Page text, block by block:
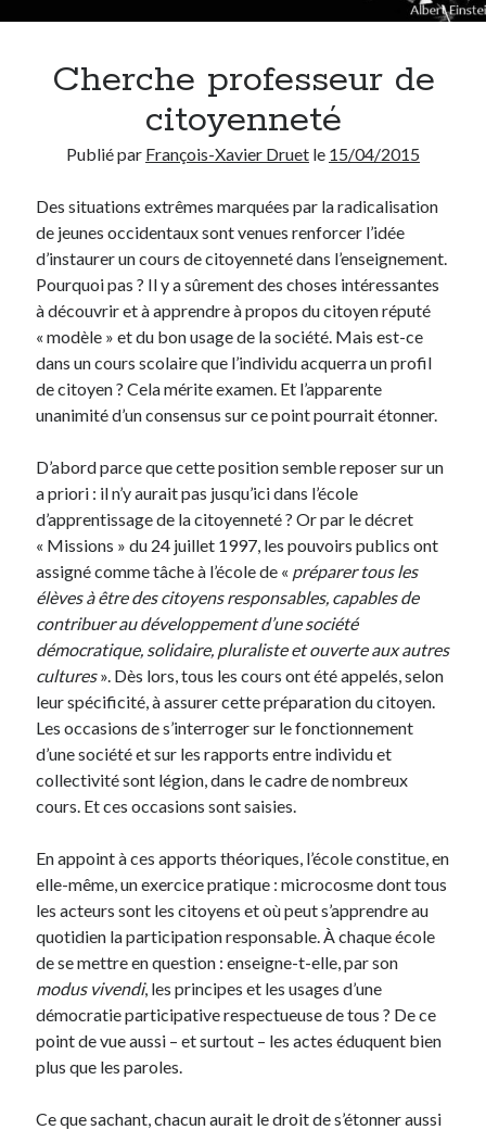
Covid-19(13)
Démocratie (75)
Enseignement(69)
Environnement(3)
Ethique(95)
Etymologie (17)
Histoire(18)
Humour(40)
Inédit(14)
Langue française(26)
Langues anciennes(22)
Médias(16)
Philosophie pratique(139)
Poésie(4)
Politique(95)
Société(196)
Spiritualité(11)
Uncategorized(5)
Commentaires récents
Cherche professeur de
citoyenneté
Publié par François-Xavier Druet le 15/04/2015
Des situations extrêmes marquées par la radicalisation
de jeunes occidentaux sont venues renforcer l’idée
d’instaurer un cours de citoyenneté dans l’enseignement.
Pourquoi pas ? Il y a sûrement des choses intéressantes
à découvrir et à apprendre à propos du citoyen réputé
« modèle » et du bon usage de la société. Mais est-ce
dans un cours scolaire que l’individu acquerra un profil
de citoyen ? Cela mérite examen. Et l’apparente
unanimité d’un consensus sur ce point pourrait étonner.
D’abord parce que cette position semble reposer sur un
a priori : il n’y aurait pas jusqu’ici dans l’école
d’apprentissage de la citoyenneté ? Or par le décret
« Missions » du 24 juillet 1997, les pouvoirs publics ont
assigné comme tâche à l’école de « préparer tous les
élèves à être des citoyens responsables, capables de
contribuer au développement d’une société
démocratique, solidaire, pluraliste et ouverte aux autres
cultures». Dès lors, tous les cours ont été appelés, selon
leur spécificité, à assurer cette préparation du citoyen.
Les occasions de s’interroger sur le fonctionnement
d’une société et sur les rapports entre individu et
collectivité sont légion, dans le cadre de nombreux
cours. Et ces occasions sont saisies.
En appoint à ces apports théoriques, l’école constitue, en
elle-même, un exercice pratique : microcosme dont tous
les acteurs sont les citoyens et où peut s’apprendre au
quotidien la participation responsable. À chaque école
de se mettre en question : enseigne-t-elle, par son
modus vivendi, les principes et les usages d’une
démocratie participative respectueuse de tous ? De ce
point de vue aussi – et surtout – les actes éduquent bien
plus que les paroles.
Ce que sachant, chacun aurait le droit de s’étonner aussi